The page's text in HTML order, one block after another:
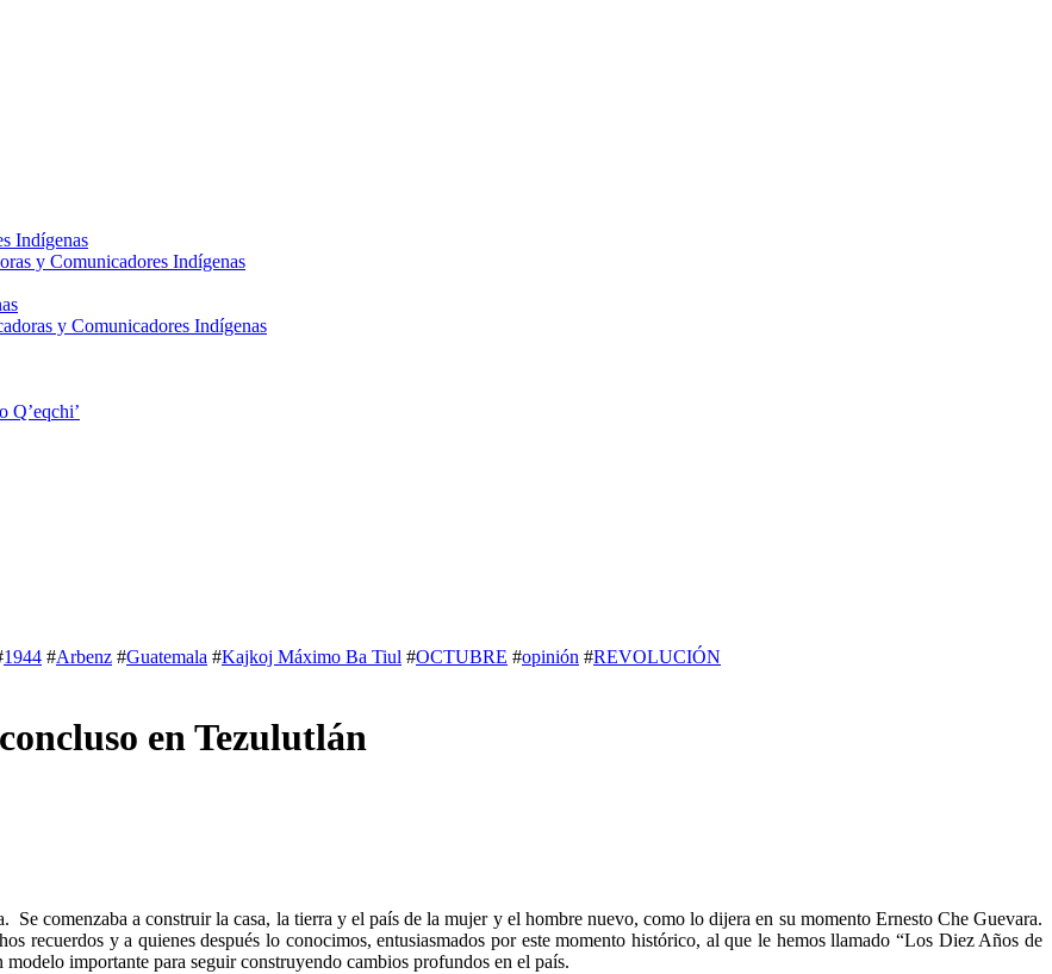
Indígenas
y Comunicadores Indígenas
y Comunicadores Indígenas
Q’eqchi’
1944 #Arbenz #Guatemala #Kajkoj Máximo Ba Tiul #OCTUBRE #opinión #REVOLUCIÓN
en Tezulutlán
Se comenzaba a construir la casa, la tierra y el país de la mujer y el hombre nuevo, como lo dijera en su momento Ernesto Che Guevara.
recuerdos y a quienes después lo conocimos, entusiasmados por este momento histórico, al que le hemos llamado “Los Diez Años de
importante para seguir construyendo cambios profundos en el país.